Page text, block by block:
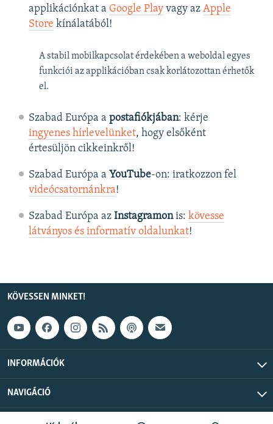
applikációnkat a Google Playvagy az Apple
Store kínálatából!
A stabil mobilkapcsolat érdekében a weboldal egyes
funkciói az applikációban csak korlátozottan érhetők
el.
Szabad Európa a postafiókjában: kérje
ingyenes hírlevelünket, hogy elsőként
értesüljön cikkeinkről!
Szabad Európa a YouTube-on: iratkozzon fel
videócsatornánkra!
Szabad Európa az Instagramonis: kövesse
látványos és informatív oldalunkat! ​
KÖVESSEN MINKET!
INFORMÁCIÓK
NAVIGÁCIÓ